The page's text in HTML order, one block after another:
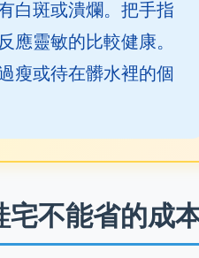
白斑或潰爛。把手指
應靈敏的比較健康。
瘦或待在髒水裡的個
宅不能省的成